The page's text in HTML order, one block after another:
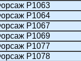
P1063
P1064
P1067
P1069
P1077
P1078